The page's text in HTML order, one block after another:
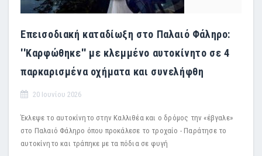
Επεισοδιακή καταδίωξη στο Παλαιό Φάληρο:
''Καρφώθηκε'' με κλεμμένο αυτοκίνητο σε 4
παρκαρισμένα οχήματα και συνελήφθη
20 Ιουνίου 2026
Έκλεψε το αυτοκίνητο στην Καλλιθέα και ο δρόμος την «έβγαλε»
στο Παλαιό Φάληρο όπου προκάλεσε το τροχαίο - Παράτησε το
αυτοκίνητο και τράπηκε με τα πόδια σε φυγή